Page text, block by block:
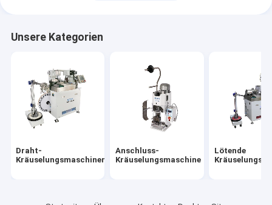
Unsere Kategorien
Draht-
Kräuselungsmaschinen
Anschluss-
Kräuselungsmaschine
Lötende